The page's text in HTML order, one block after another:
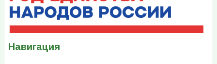
Навигация